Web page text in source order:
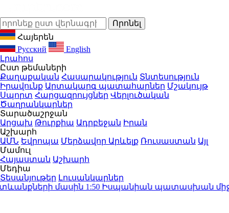
Հայերեն
Русский
English
Լրահոս
Ըստ թեմաների
Քաղաքական Հասարակություն Տնտեսություն
Իրավունք Արտակարգ պատահարներ Մշակույթ
Սպորտ Հարցազրույցներ Վերլուծական
Ծաղրանկարներ
Տարածաշրջան
Արցախ Թուրքիա Ադրբեջան Իրան
Աշխարհ
ԱՄՆ Եվրոպա Մերձավոր Արևելք Ռուսաստան Այլ
Մամուլ
Հայաստան Աշխարհ
Մեդիա
Տեսանյութեր Լուսանկարներ
մասին1:50 Իսպանիան պատասխան